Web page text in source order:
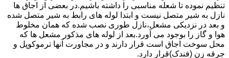
تنظیم نموده تا شعله مناسبی را داشته باشیم.در بعضی از اجاق ها
نازل به شیر متصل نیست و ابتدا لوله های رابط به شیر متصل شده
و بعد در نزدیکی مشعل،نازل طوری نصب شده که همان مخلوط
هوا و گاز را بوجود می آورد.بعد از لوله های مذکور مشعل ها که
محل سوخت اجاق است قرار دارند و در مجاورت آنها ترموکوپل و
جرقه زن (فندک)قرار دارد.